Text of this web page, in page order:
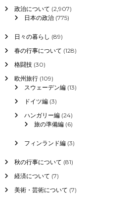
政治について (2,907)
日本の政治(775)
日々の暮らし (89)
春の行事について (128)
格闘技(30)
欧州旅行(109)
スウェーデン編(13)
ドイツ編(3)
ハンガリー編(24)
旅の準備編(6)
フィンランド編(3)
秋の行事について (81)
経済について (7)
美術・芸術について (7)